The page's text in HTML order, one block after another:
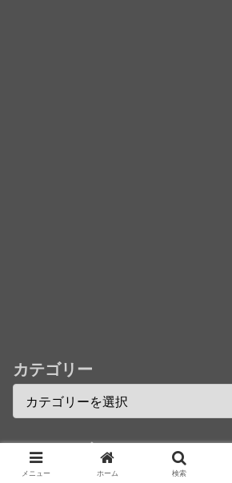
カテゴリー
アーカイブ
メニュー ホーム 検索